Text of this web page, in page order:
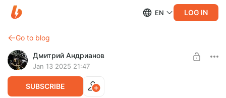
EN LOG IN
Go to blog
Дмитрий Андрианов
Jan 13 2025 21:47
SUBSCRIBE